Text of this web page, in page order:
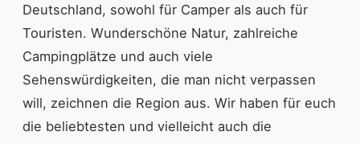
Deutschland, sowohl für Camper als auch für
Touristen. Wunderschöne Natur, zahlreiche
Campingplätze und auch viele
Sehenswürdigkeiten, die man nicht verpassen
will, zeichnen die Region aus. Wir haben für euch
die beliebtesten und vielleicht auch die